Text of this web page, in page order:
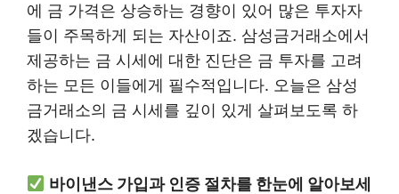
에 금 가격은 상승하는 경향이 있어 많은 투자자
들이 주목하게 되는 자산이죠. 삼성금거래소에서
제공하는 금 시세에 대한 진단은 금 투자를 고려
하는 모든 이들에게 필수적입니다. 오늘은 삼성
금거래소의 금 시세를 깊이 있게 살펴보도록 하
겠습니다.
바이낸스 가입과 인증 절차를 한눈에 알아보세